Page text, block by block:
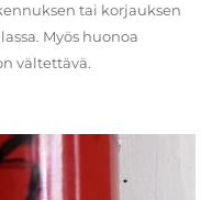
tai korjauksen
Myös huonoa
vältettävä.